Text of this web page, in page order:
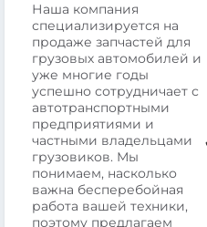
Наша компания
специализируется на
продаже запчастей для
грузовых автомобилей и
уже многие годы
успешно сотрудничает с
автотранспортными
предприятиями и
частными владельцами
грузовиков. Мы
понимаем, насколько
важна бесперебойная
работа вашей техники,
поэтому предлагаем